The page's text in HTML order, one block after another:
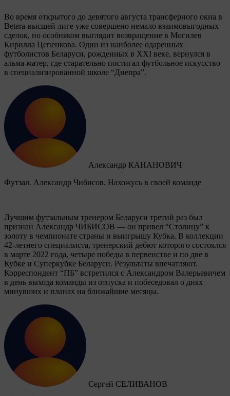
Во время открытого до девятого августа трансферного окна в
Betera-высшей лиге уже совершено немало взаимовыгодных
сделок, но особняком выглядит возвращение в Могилев
Кирилла Цепенкова. Один из наиболее одаренных
футболистов Беларуси, рожденных в XXI веке, вернулся в
альма-матер, где старательно постигал футбольное искусство
в специализированной школе “Днепра”.
Александр КАНАНОВИЧ
Футзал. Александр Чибисов. Нахожусь в своей команде
Лучшим футзальным тренером Беларуси третий раз был
признан Александр ЧИБИСОВ — он привел “Столицу” к
золоту в чемпионате страны и выигрышу Кубка. В коллекции
42-летнего специалиста, тренерский дебют которого состоялся
в марте 2022 года, четыре победы в первенстве и по две в
Кубке и Суперкубке Беларуси. Результаты впечатляют.
Корреспондент “ПБ” встретился с Александром Валерьевичем
в день выхода команды из отпуска и побеседовал о днях
минувших и планах на ближайшие месяцы.
Сергей СЕЛИВАНОВ